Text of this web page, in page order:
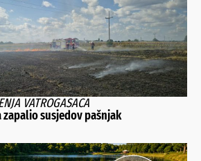
VATROGASACA
susjedov pašnjak